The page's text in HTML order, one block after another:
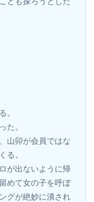
。
た。
山卯が会員ではな
る。
が出ないように帰
めて女の子を呼ぼ
グが絶妙に潰され